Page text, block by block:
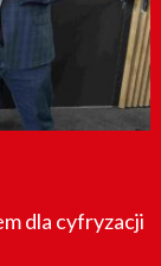
dla cyfryzacji